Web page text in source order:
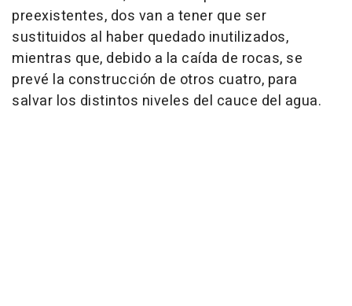
preexistentes, dos van a tener que ser
sustituidos al haber quedado inutilizados,
mientras que, debido a la caída de rocas, se
prevé la construcción de otros cuatro, para
salvar los distintos niveles del cauce del agua.